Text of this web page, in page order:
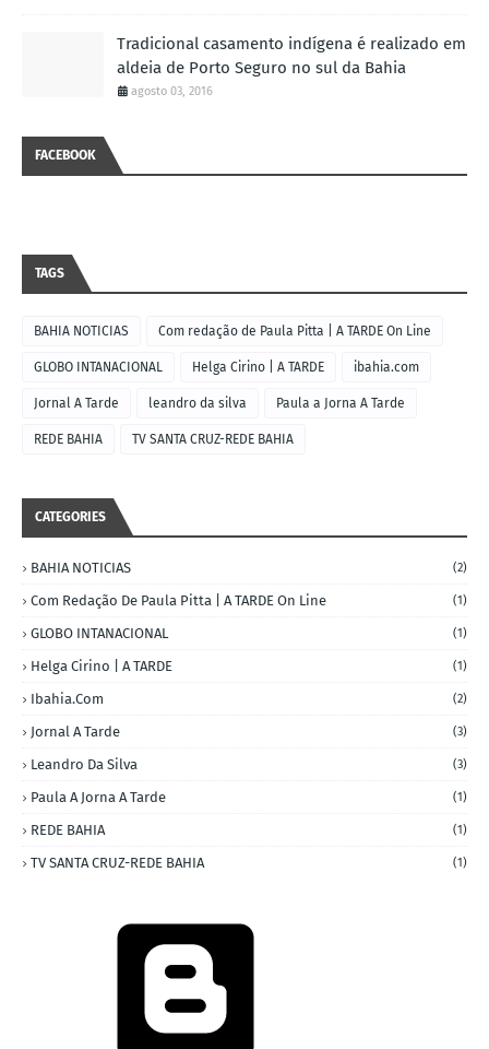
Tradicional casamento indígena é realizado em
aldeia de Porto Seguro no sul da Bahia
agosto 03, 2016
FACEBOOK
TAGS
BAHIA NOTICIAS Com redação de Paula Pitta | A TARDE On Line
GLOBO INTANACIONAL Helga Cirino | A TARDE ibahia.com
Jornal A Tarde leandro da silva Paula a Jorna A Tarde
REDE BAHIA TV SANTA CRUZ-REDE BAHIA
CATEGORIES
BAHIA NOTICIAS (2)
Com Redação De Paula Pitta | A TARDE On Line (1)
GLOBO INTANACIONAL (1)
Helga Cirino | A TARDE (1)
Ibahia.com (2)
Jornal A Tarde (3)
Leandro Da Silva (3)
Paula A Jorna A Tarde (1)
REDE BAHIA (1)
TV SANTA CRUZ-REDE BAHIA (1)